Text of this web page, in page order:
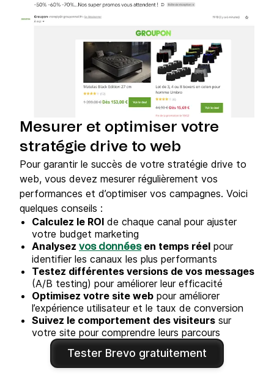
Mesurer et optimiser votre
stratégie drive to web
Pour garantir le succès de votre stratégie drive to
web, vous devez mesurer régulièrement vos
performances et d’optimiser vos campagnes. Voici
quelques conseils :
Calculez le ROI de chaque canal pour ajuster
votre budget marketing
Analysez vos donnéesen temps réel pour
identifier les canaux les plus performants
Testez différentes versions de vos messages
(A/B testing) pour améliorer leur efficacité
Optimisez votre site web pour améliorer
l’expérience utilisateur et le taux de conversion
Suivez le comportement des visiteurs sur
votre site pour comprendre leurs parcours
Tester Brevo gratuitement